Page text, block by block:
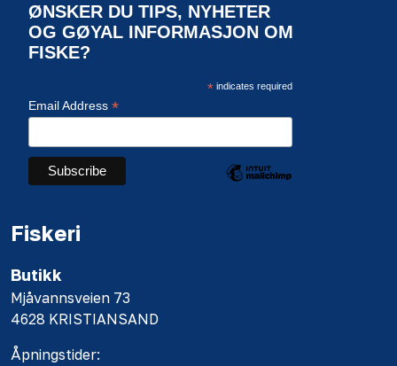
ØNSKER DU TIPS, NYHETER
OG GØYAL INFORMASJON OM
FISKE?
*indicates required
Email Address *
Fiskeri
Butikk
Mjåvannsveien 73
4628 KRISTIANSAND
Åpningstider: